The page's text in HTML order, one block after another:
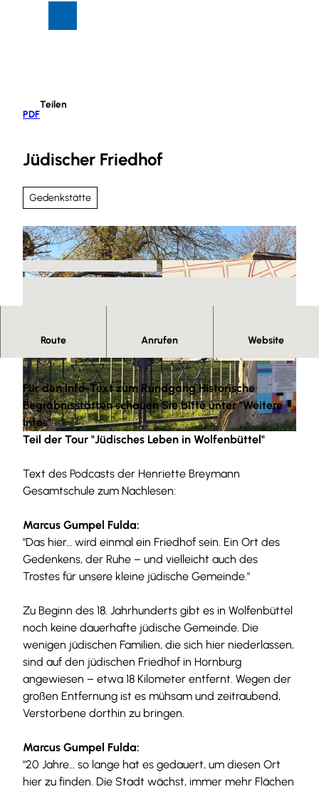
PDF
Teilen
Jüdischer Friedhof
Gedenkstätte
© Björn Reckewell |CC0
© Jessica Lau, Allianz für die Region GmbH
Route Anrufen Website
Am Jahnstein 1 - der Jüdische Friedhof ist die letzte
Für den Info-Text zum Rundgang Historische
Begräbnisstättenschauen Sie bitte unter "Weitere
Infos"
Teil der Tour "Jüdisches Leben in Wolfenbüttel"
Text des Podcasts der Henriette Breymann
Gesamtschule zum Nachlesen:
Marcus Gumpel Fulda:
"Das hier… wird einmal ein Friedhof sein. Ein Ort des
Gedenkens, der Ruhe – und vielleicht auch des
Trostes für unsere kleine jüdische Gemeinde."
Zu Beginn des 18. Jahrhunderts gibt es in Wolfenbüttel
noch keine dauerhafte jüdische Gemeinde. Die
wenigen jüdischen Familien, die sich hier niederlassen,
sind auf den jüdischen Friedhof in Hornburg
angewiesen – etwa 18 Kilometer entfernt. Wegen der
großen Entfernung ist es mühsam und zeitraubend,
Verstorbene dorthin zu bringen.
Marcus Gumpel Fulda:
"20 Jahre… so lange hat es gedauert, um diesen Ort
hier zu finden. Die Stadt wächst, immer mehr Flächen